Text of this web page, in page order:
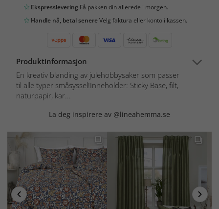
Ekspresslevering Få pakken din allerede i morgen.
Handle nå, betal senereVelg faktura eller konto i kassen.
Produktinformasjon
En kreativ blanding av julehobbysaker som passer
til alle typer småsyssel!Inneholder: Sticky Base, filt,
naturpapir, kar...
La deg inspirere av @lineahemma.se